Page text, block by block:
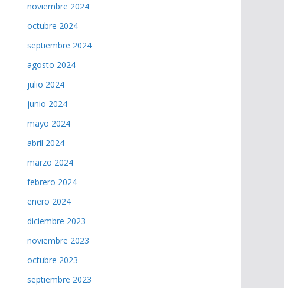
noviembre 2024
octubre 2024
septiembre 2024
agosto 2024
julio 2024
junio 2024
mayo 2024
abril 2024
marzo 2024
febrero 2024
enero 2024
diciembre 2023
noviembre 2023
octubre 2023
septiembre 2023